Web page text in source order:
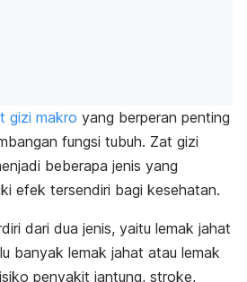
gizi makro yang berperan penting
fungsi tubuh. Zat gizi
beberapa jenis yang
efek tersendiri bagi kesehatan.
dari dua jenis, yaitu lemak jahat
banyak lemak jahat atau lemak
penyakit jantung, stroke,